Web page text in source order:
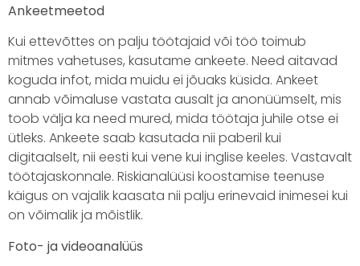
Ankeetmeetod
Kui ettevõttes on palju töötajaid või töö toimub
mitmes vahetuses, kasutame ankeete. Need aitavad
koguda infot, mida muidu ei jõuaks küsida. Ankeet
annab võimaluse vastata ausalt ja anonüümselt, mis
toob välja ka need mured, mida töötaja juhile otse ei
ütleks. Ankeete saab kasutada nii paberil kui
digitaalselt, nii eesti kui vene kui inglise keeles. Vastavalt
töötajaskonnale. Riskianalüüsi koostamise teenuse
käigus on vajalik kaasata nii palju erinevaid inimesei kui
on võimalik ja mõistlik.
Foto- ja videoanalüüs